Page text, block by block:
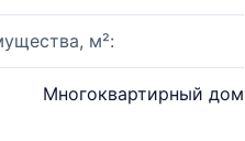
м²:
Многоквартирный дом